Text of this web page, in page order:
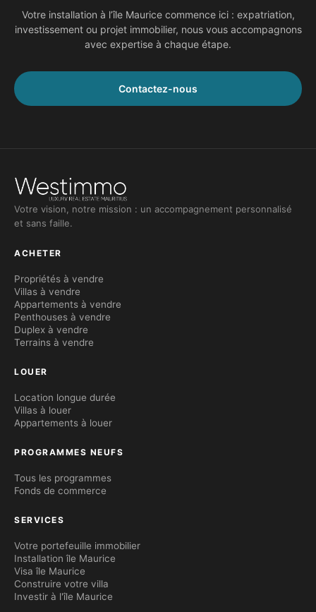
Votre installation à l’île Maurice commence ici : expatriation,
investissement ou projet immobilier, nous vous accompagnons
avec expertise à chaque étape.
Contactez-nous
Votre vision, notre mission : un accompagnement personnalisé
et sans faille.
ACHETER
Propriétés à vendre
Villas à vendre
Appartements à vendre
Penthouses à vendre
Duplex à vendre
Terrains à vendre
LOUER
Location longue durée
Villas à louer
Appartements à louer
PROGRAMMES NEUFS
Tous les programmes
Fonds de commerce
SERVICES
Votre portefeuille immobilier
Installation île Maurice
Visa île Maurice
Construire votre villa
Investir à l'île Maurice